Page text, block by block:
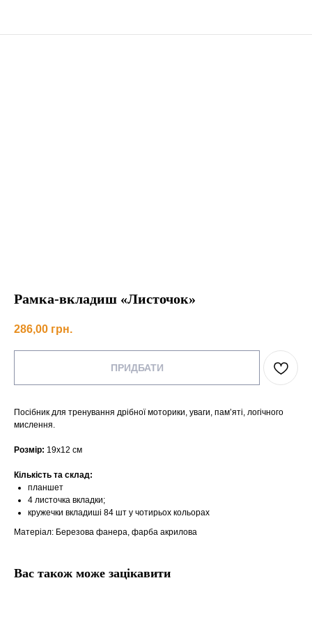
Рамка-вкладиш «Листочок»
286,00 грн.
ПРИДБАТИ
Посібник для тренування дрібної моторики, уваги, пам’яті, логічного
мислення.
Розмір: 19х12 см
Кількість та склад:
планшет
4 листочка вкладки;
кружечки вкладиші 84 шт у чотирьох кольорах
Матеріал: Березова фанера, фарба акрилова
Вас також може зацікавити